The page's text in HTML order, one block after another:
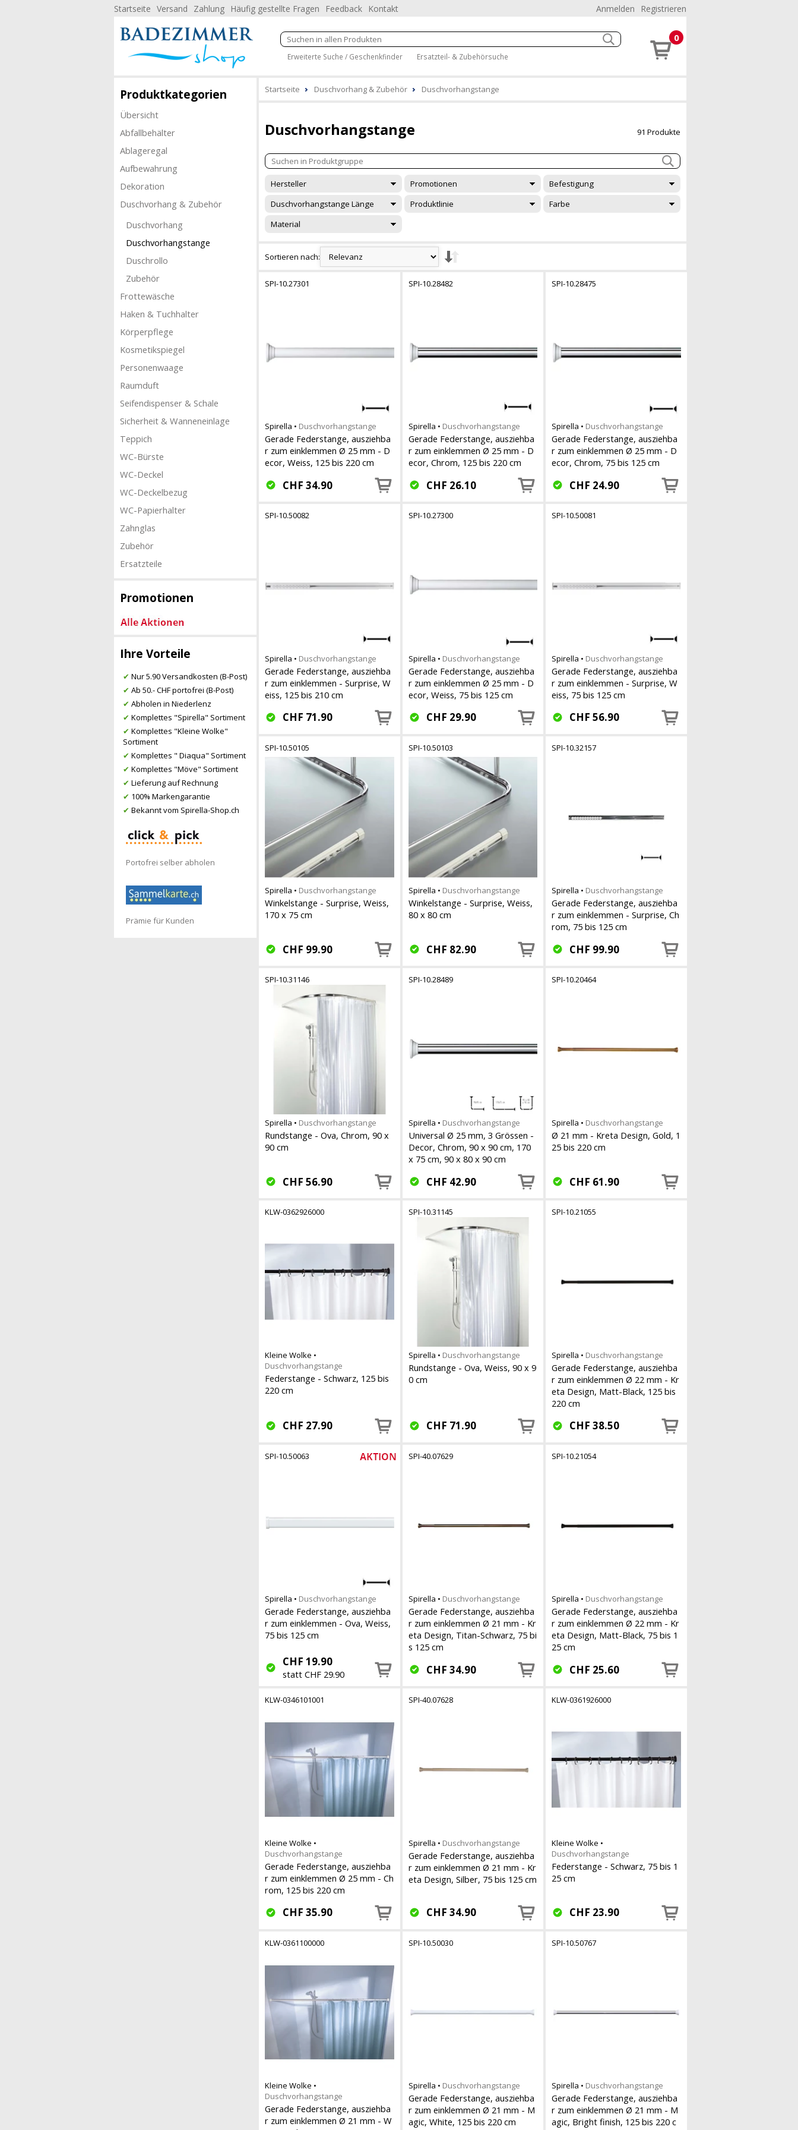
Startseite Versand Zahlung Häufig gestellte Fragen Feedback Kontakt Anmelden Registrieren
Erweiterte Suche / Geschenkfinder Ersatzteil- & Zubehörsuche
0
Produktkategorien
Übersicht
Abfallbehälter
Ablageregal
Aufbewahrung
Dekoration
Duschvorhang & Zubehör
Duschvorhang
Duschvorhangstange
Duschrollo
Zubehör
Frottewäsche
Haken & Tuchhalter
Körperpflege
Kosmetikspiegel
Personenwaage
Raumduft
Seifendispenser & Schale
Sicherheit & Wanneneinlage
Teppich
WC-Bürste
WC-Deckel
WC-Deckelbezug
WC-Papierhalter
Zahnglas
Zubehör
Ersatzteile
Promotionen
Ihre Vorteile
✔ Nur 5.90 Versandkosten (B-Post)
✔ Ab 50.- CHF portofrei (B-Post)
✔ Abholen in Niederlenz
✔ Komplettes "Spirella" Sortiment
✔ Komplettes "Kleine Wolke"
Sortiment
✔ Komplettes " Diaqua" Sortiment
✔ Komplettes "Möve" Sortiment
✔ Lieferung auf Rechnung
✔ 100% Markengarantie
✔ Bekannt vom Spirella-Shop.ch
Portofrei selber abholen
Prämie für Kunden
Startseite Duschvorhang & Zubehör Duschvorhangstange
Duschvorhangstange 91 Produkte
Hersteller Promotionen
Befestigung
Duschvorhangstange Länge
Produktlinie
Farbe
Material
Sortieren nach:
SPI-10.27301
Spirella • Duschvorhangstange
Gerade Federstange, ausziehba
r zum einklemmen Ø 25 mm - D
ecor, Weiss, 125 bis 220 cm
CHF 34.90
SPI-10.28482
Spirella • Duschvorhangstange
Gerade Federstange, ausziehba
r zum einklemmen Ø 25 mm - D
ecor, Chrom, 125 bis 220 cm
CHF 26.10
SPI-10.28475
Spirella • Duschvorhangstange
Gerade Federstange, ausziehba
r zum einklemmen Ø 25 mm - D
ecor, Chrom, 75 bis 125 cm
CHF 24.90
SPI-10.50082
Spirella • Duschvorhangstange
Gerade Federstange, ausziehba
r zum einklemmen - Surprise, W
eiss, 125 bis 210 cm
CHF 71.90
SPI-10.27300
Spirella • Duschvorhangstange
Gerade Federstange, ausziehba
r zum einklemmen Ø 25 mm - D
ecor, Weiss, 75 bis 125 cm
CHF 29.90
SPI-10.50081
Spirella • Duschvorhangstange
Gerade Federstange, ausziehba
r zum einklemmen - Surprise, W
eiss, 75 bis 125 cm
CHF 56.90
SPI-10.50105
Spirella • Duschvorhangstange
Winkelstange - Surprise, Weiss,
170 x 75 cm
CHF 99.90
SPI-10.50103
Spirella • Duschvorhangstange
Winkelstange - Surprise, Weiss,
80 x 80 cm
CHF 82.90
SPI-10.32157
Spirella • Duschvorhangstange
Gerade Federstange, ausziehba
r zum einklemmen - Surprise, Ch
rom, 75 bis 125 cm
CHF 99.90
SPI-10.31146
Spirella • Duschvorhangstange
Rundstange - Ova, Chrom, 90 x
90 cm
CHF 56.90
SPI-10.28489
Spirella • Duschvorhangstange
Universal Ø 25 mm, 3 Grössen -
Decor, Chrom, 90 x 90 cm, 170
x 75 cm, 90 x 80 x 90 cm
CHF 42.90
SPI-10.20464
Spirella • Duschvorhangstange
Ø 21 mm - Kreta Design, Gold, 1
25 bis 220 cm
CHF 61.90
KLW-0362926000
Kleine Wolke •
Duschvorhangstange
Federstange - Schwarz, 125 bis
220 cm
CHF 27.90
SPI-10.31145
Spirella • Duschvorhangstange
Rundstange - Ova, Weiss, 90 x 9
0 cm
CHF 71.90
SPI-10.21055
Spirella • Duschvorhangstange
Gerade Federstange, ausziehba
r zum einklemmen Ø 22 mm - Kr
eta Design, Matt-Black, 125 bis
220 cm
CHF 38.50
SPI-10.50063
Spirella • Duschvorhangstange
Gerade Federstange, ausziehba
r zum einklemmen - Ova, Weiss,
75 bis 125 cm
CHF 19.90
statt CHF 29.90
SPI-40.07629
Spirella • Duschvorhangstange
Gerade Federstange, ausziehba
r zum einklemmen Ø 21 mm - Kr
eta Design, Titan-Schwarz, 75 bi
s 125 cm
CHF 34.90
SPI-10.21054
Spirella • Duschvorhangstange
Gerade Federstange, ausziehba
r zum einklemmen Ø 22 mm - Kr
eta Design, Matt-Black, 75 bis 1
25 cm
CHF 25.60
KLW-0346101001
Kleine Wolke •
Duschvorhangstange
Gerade Federstange, ausziehba
r zum einklemmen Ø 25 mm - Ch
rom, 125 bis 220 cm
CHF 35.90
SPI-40.07628
Spirella • Duschvorhangstange
Gerade Federstange, ausziehba
r zum einklemmen Ø 21 mm - Kr
eta Design, Silber, 75 bis 125 cm
CHF 34.90
KLW-0361926000
Kleine Wolke •
Duschvorhangstange
Federstange - Schwarz, 75 bis 1
25 cm
CHF 23.90
KLW-0361100000
Kleine Wolke •
Duschvorhangstange
Gerade Federstange, ausziehba
r zum einklemmen Ø 21 mm - W
SPI-10.50030
Spirella • Duschvorhangstange
Gerade Federstange, ausziehba
r zum einklemmen Ø 21 mm - M
agic, White, 125 bis 220 cm
SPI-10.50767
Spirella • Duschvorhangstange
Gerade Federstange, ausziehba
r zum einklemmen Ø 21 mm - M
agic, Bright finish, 125 bis 220 c